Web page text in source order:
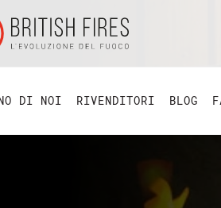
DI NOI RIVENDITORI BLOG